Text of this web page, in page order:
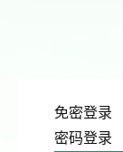
免密登录
密码登录